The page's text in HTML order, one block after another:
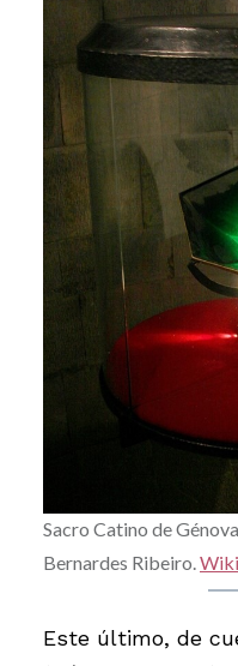
Sacro Catino de
Bernardes Ribeiro.
Este último, de